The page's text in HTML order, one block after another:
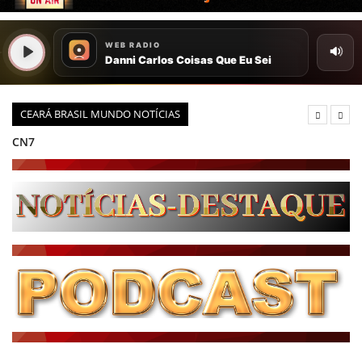
CEARÁ BRASIL MUNDO NOTÍCIAS
CN7
JORNAL DO BRASIL
CNN BRASIL
CBN GLOBO
ACONTECEU...VIROU MANCHETE!
BLOGS & COLUNAS
DIÁRIO DO NORDESTE - ÚLTIMA HORA
NOTÍCIAS GERAIS
CONECTE-SE
REGISTO